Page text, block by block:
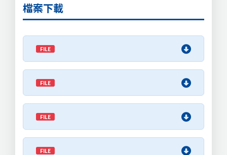
檔案下載
FILE
FILE
FILE
FILE